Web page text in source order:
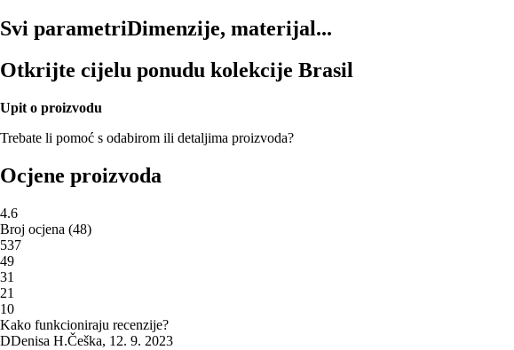
Svi parametriDimenzije, materijal...
Otkrijte cijelu ponudu kolekcije Brasil
Upit o proizvodu
Trebate li pomoć s odabirom ili detaljima proizvoda?
Ocjene proizvoda
4.6
Broj ocjena (48)
537
49
31
21
10
Kako funkcioniraju recenzije?
DDenisa H.Češka, 12. 9. 2023